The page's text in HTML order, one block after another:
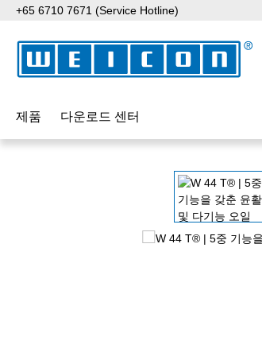
to main content
Skip to search
Skip to main navigation
+65 6710 7671 (Service Hotline)
제품 다운로드 센터